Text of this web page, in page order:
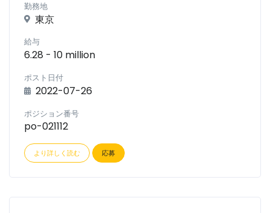
勤務地
東京
給与
6.28 - 10 million
ポスト日付
2022-07-26
ポジション番号
po-021112
より詳しく読む 応募